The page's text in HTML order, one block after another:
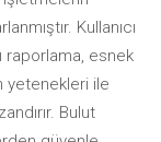
Kullanıcı
raporlama, esnek
yetenekleri ile
Bulut